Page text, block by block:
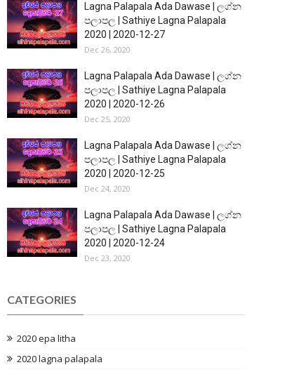
Lagna Palapala Ada Dawase | ලග්න
පලාපල | Sathiye Lagna Palapala
2020 | 2020-12-27
Dec 26, 2020
Lagna Palapala Ada Dawase | ලග්න
පලාපල | Sathiye Lagna Palapala
2020 | 2020-12-26
Dec 25, 2020
Lagna Palapala Ada Dawase | ලග්න
පලාපල | Sathiye Lagna Palapala
2020 | 2020-12-25
Dec 24, 2020
Lagna Palapala Ada Dawase | ලග්න
පලාපල | Sathiye Lagna Palapala
2020 | 2020-12-24
Dec 23, 2020
CATEGORIES
2020 epa litha
2020 lagna palapala